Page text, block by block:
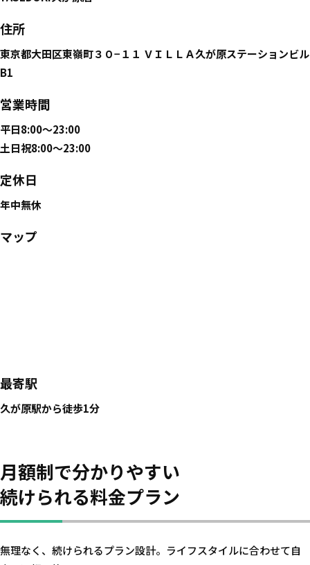
住所
東京都大田区東嶺町３０−１１ ＶＩＬＬＡ久が原ステーションビル
B1
営業時間
平日8:00〜23:00
土日祝8:00〜23:00
定休日
年中無休
マップ
最寄駅
久が原駅から徒歩1分
月額制で分かりやすい
続けられる料金プラン
無理なく、続けられるプラン設計。ライフスタイルに合わせて自